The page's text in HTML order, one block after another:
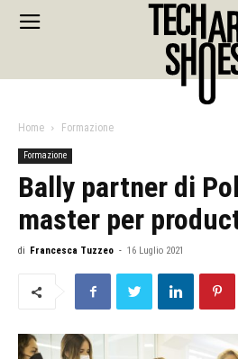
Home Formazione
Formazione
Bally partner di
master per
di Francesca Tuzzeo - 16 Luglio 2021